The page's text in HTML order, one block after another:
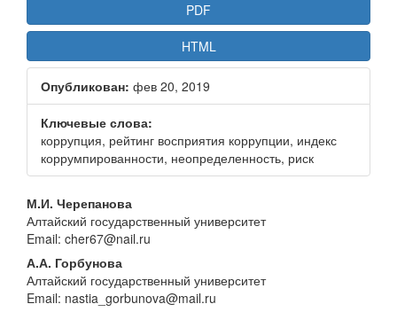
PDF
HTML
Опубликован: фев 20, 2019
Ключевые слова:
коррупция, рейтинг восприятия коррупции, индекс
коррумпированности, неопределенность, риск
Основное
содержание
статьи
М.И. Черепанова
Алтайский государственный университет
Email: cher67@nail.ru
А.А. Горбунова
Алтайский государственный университет
Email: nastia_gorbunova@mail.ru